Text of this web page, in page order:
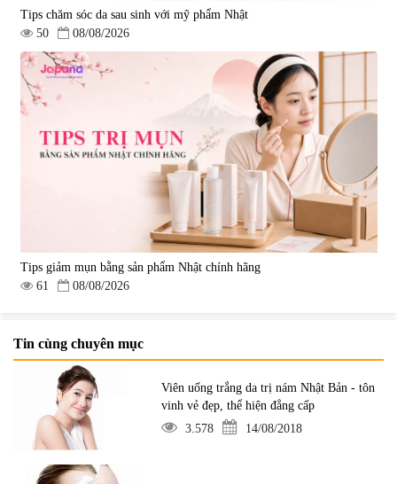
Tips chăm sóc da sau sinh với mỹ phẩm Nhật
50
08/08/2026
Tips giảm mụn bằng sản phẩm Nhật chính hãng
61
08/08/2026
Tin cùng chuyên mục
Viên uống trắng da trị nám Nhật Bản - tôn
vinh vẻ đẹp, thể hiện đẳng cấp
3.578
14/08/2018